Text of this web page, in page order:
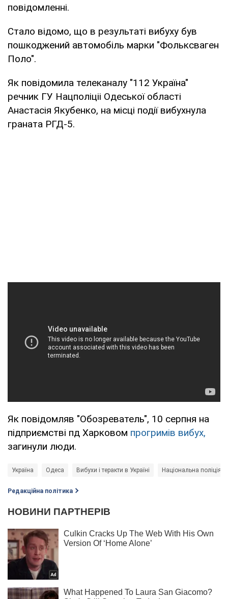
повідомленні.
Стало відомо, що в результаті вибуху був
пошкоджений автомобіль марки "Фольксваген
Поло".
Як повідомила телеканалу "112 Україна"
речник ГУ Нацполіціі Одеської області
Анастасія Якубенко, на місці події вибухнула
граната РГД-5.
Як повідомляв "Обозреватель", 10 серпня на
підприємстві пд Харковом прогримів вибух,
загинули люди.
Україна Одеса Вибухи і теракти в Україні Національна поліція
Редакційна політика